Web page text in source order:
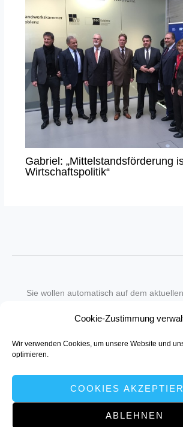
Cookie-Zustimmung
Wir verwenden Cookies, um unsere Website und
optimieren.
COOKIES
ABLEHNEN
Gabriel: „Mittelstandsförderung
Wirtschaftspolitik“
Sie wollen automatisch auf dem
in unseren Newsletter-
Senden Sie für ein Angebot einfach eine